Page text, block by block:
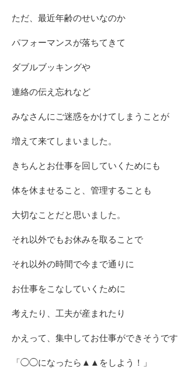
ただ、最近年齢のせいなのか
パフォーマンスが落ちてきて
ダブルブッキングや
連絡の伝え忘れなど
みなさんにご迷惑をかけてしまうことが
増えて来てしまいました。
きちんとお仕事を回していくためにも
体を休ませること、管理することも
大切なことだと思いました。
それ以外でもお休みを取ることで
それ以外の時間で今まで通りに
お仕事をこなしていくために
考えたり、工夫が産まれたり
かえって、集中してお仕事ができそうです
「◯◯になったら▲▲をしよう！」